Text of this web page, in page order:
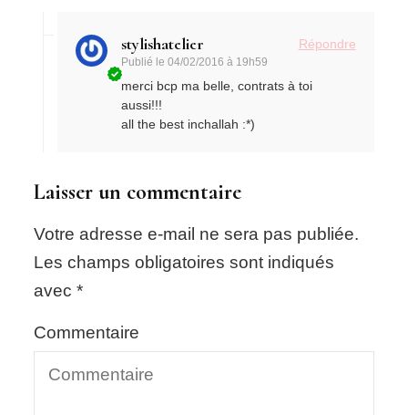
stylishatelier
Publié le04/02/2016 à 19h59
Répondre
merci bcp ma belle, contrats à toi
aussi!!!
all the best inchallah :*)
Laisser un commentaire
Votre adresse e-mail ne sera pas publiée.
Les champs obligatoires sont indiqués
avec*
Commentaire